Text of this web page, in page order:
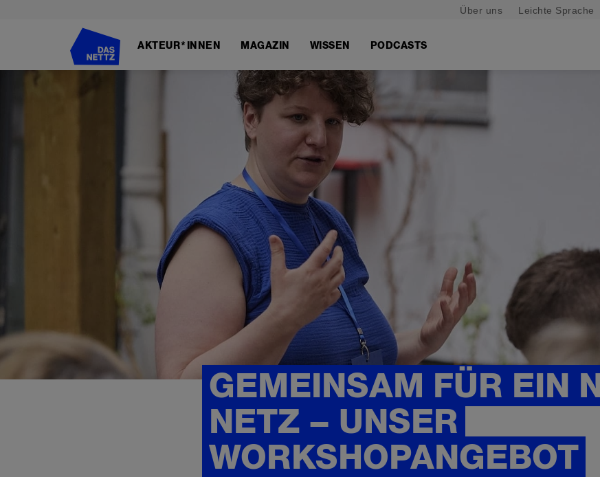
Über uns Leichte Sprache
AKTEUR*INNEN MAGAZIN WISSEN PODCASTS
GEMEINSAM FÜR EIN
NETZ – UNSER
WORKSHOPANGEBOT